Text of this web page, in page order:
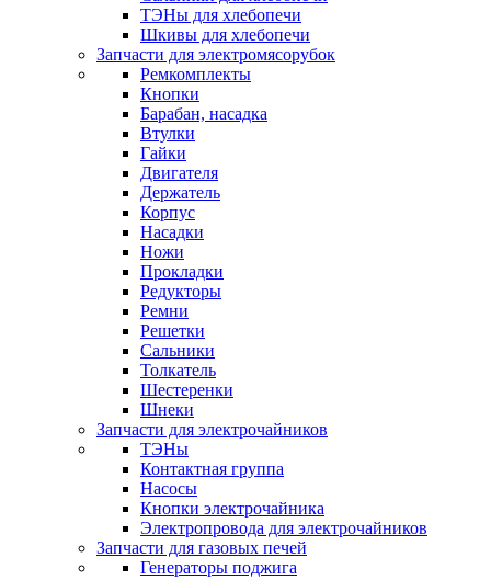
ТЭНы для хлебопечи
Шкивы для хлебопечи
Запчасти для электромясорубок
Ремкомплекты
Кнопки
Барабан, насадка
Втулки
Гайки
Двигателя
Держатель
Корпус
Насадки
Ножи
Прокладки
Редукторы
Ремни
Решетки
Сальники
Толкатель
Шестеренки
Шнеки
Запчасти для электрочайников
ТЭНы
Контактная группа
Насосы
Кнопки электрочайника
Электропровода для электрочайников
Запчасти для газовых печей
Генераторы поджига